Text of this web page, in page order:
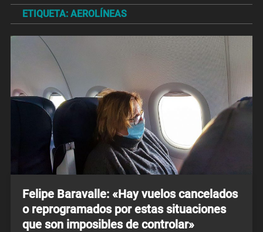
ETIQUETA: AEROLÍNEAS
Felipe Baravalle: «Hay vuelos cancelados
o reprogramados por estas situaciones
que son imposibles de controlar»